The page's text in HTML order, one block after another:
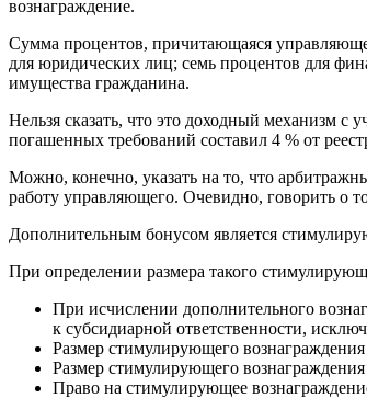
вознаграждение.
Сумма процентов, причитающаяся
для юридических лиц; семь процентов для
имущества гражданина.
Нельзя сказать, что это доходный механизм с
погашенных требований составил 4 % от
Можно, конечно, указать на то, что
работу управляющего. Очевидно, говорить о
Дополнительным бонусом является
При определении размера такого
При исчислении дополнительного
к субсидиарной ответственности,
Размер стимулирующего
Размер стимулирующего
Право на стимулирующее